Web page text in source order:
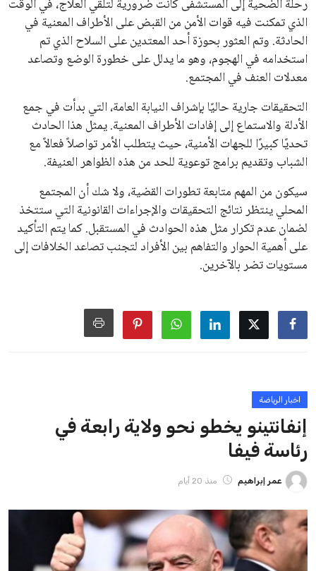
اتحادات أمريكا الجنوبية والكونكاكاف. وقد ساهمت مجموعة من
القرارات التي اتخذها في زيادة الموارد المالية لهذه الاتحادات، فضلاً
عن رفع عدد الفرق المشاركة في كأس العالم، وإطلاق بطولات دولية
جديدة تحت مظلة “فيفا”.
على الجانب الآخر، تتركز المعارضة بشكل ملحوظ داخل القارة
الأوروبية، حيث ارتفعت حدة الانتقادات الموجهة إلى إنفانتينو
بسبب التوسع المستمر في البطولات الدولية وأثر ذلك على الجدول
الزمني للمسابقات المحلية. وقد دعا رئيس رابطة الدوري الإسباني،
خافيير تيباس، إلى تنحّي إنفانتينو، معتبراً أن سياساته تضر بصناعة
كرة القدم وتزيد من ضغوط المباريات.
على الرغم من هذه الانتقادات، تشير التوقعات إلى أن إنفانتينو
يمتلك فرصًا كبيرة للفوز بولاية جديدة، خصوصًا في ظل غياب
منافس قوي يتمتع بإجماع داخل الأسرة الكروية الدولية. هذا يعزز
من فرص استمراره في قيادة “فيفا” حتى عام 2031.
ايوا مصر